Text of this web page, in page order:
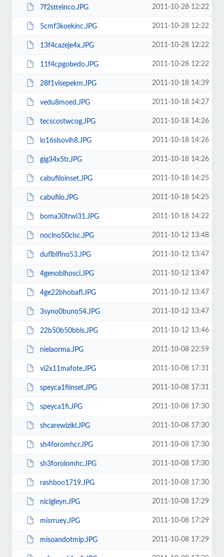
7f2stteinco.JPG 2011-10-28 12:22
5cmf3koekinc.JPG 2011-10-28 12:22
13f4cazeje4x.JPG 2011-10-28 12:22
11f4cpgobedo.JPG 2011-10-28 12:22
28f1visepekm.JPG 2011-10-18 14:39
vedu8moed.JPG 2011-10-18 14:27
tecscostwcog.JPG 2011-10-18 14:26
lo16slsovih8.JPG 2011-10-18 14:26
gig34x5tr.JPG 2011-10-18 14:26
cabufiloinset.JPG 2011-10-18 14:25
cabufilo.JPG 2011-10-18 14:25
boma30trwi31.JPG 2011-10-18 14:22
noclno50clsc.JPG 2011-10-12 13:48
duflblflno53.JPG 2011-10-12 13:47
4genoblhosci.JPG 2011-10-12 13:47
4ge22bhobafl.JPG 2011-10-12 13:47
3syno0buno54.JPG 2011-10-12 13:47
22b50b50bbls.JPG 2011-10-12 13:46
nielaorma.JPG 2011-10-08 22:59
vi2x11mafote.JPG 2011-10-08 17:31
speyca1fiinset.JPG 2011-10-08 17:31
speyca1fi.JPG 2011-10-08 17:30
shcarewizikl.JPG 2011-10-08 17:30
sh4foromhcr.JPG 2011-10-08 17:30
sh3forolomhc.JPG 2011-10-08 17:30
rashboo1719.JPG 2011-10-08 17:30
niclgleyn.JPG 2011-10-08 17:29
misrruey.JPG 2011-10-08 17:29
misoandotmip.JPG 2011-10-08 17:29